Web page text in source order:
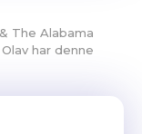
The Alabama
har denne